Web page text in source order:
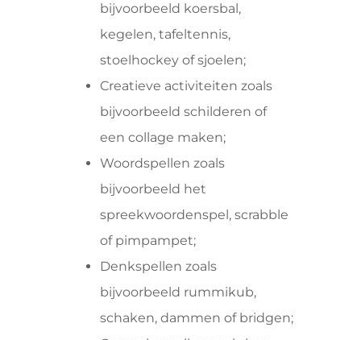
bijvoorbeeld koersbal,
kegelen, tafeltennis,
stoelhockey of sjoelen;
Creatieve activiteiten zoals
bijvoorbeeld schilderen of
een collage maken;
Woordspellen zoals
bijvoorbeeld het
spreekwoordenspel, scrabble
of pimpampet;
Denkspellen zoals
bijvoorbeeld rummikub,
schaken, dammen of bridgen;